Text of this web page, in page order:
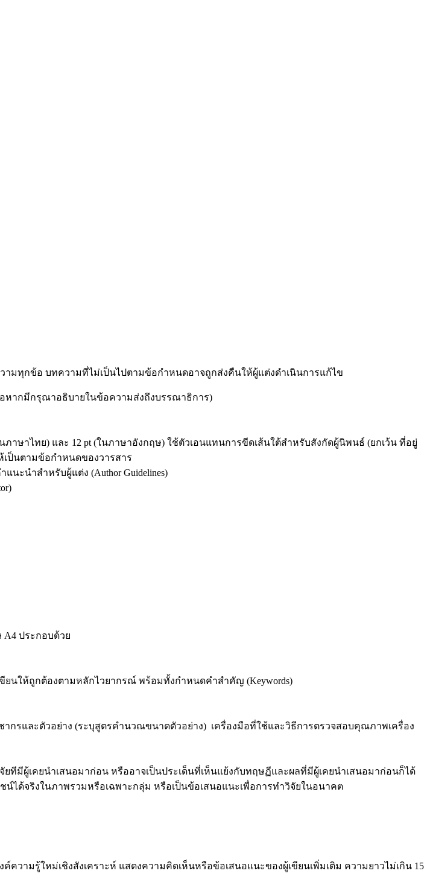
มทุกข้อ บทความที่ไม่เป็นไปตามข้อกำหนดอาจถูกส่งคืนให้ผู้แต่งดำเนินการแก้ไข
หากมีกรุณาอธิบายในข้อความส่งถึงบรรณาธิการ)
าษาไทย) และ 12 pt (ในภาษาอังกฤษ) ใช้ตัวเอนแทนการขีดเส้นใต้สำหรับสังกัดผู้นิพนธ์ (ยกเว้น ที่อยู่
ป็นตามข้อกำหนดของวารสาร
ะนำสำหรับผู้แต่ง (Author Guidelines)
A4 ประกอบด้วย
ยนให้ถูกต้องตามหลักไวยากรณ์ พร้อมทั้งกำหนดคำสำคัญ (Keywords)
กรและตัวอย่าง (ระบุสูตรคำนวณขนาดตัวอย่าง) เครื่องมือที่ใช้และวิธีการตรวจสอบคุณภาพเครื่อง
ทีมีผู้เคยนำเสนอมาก่อน หรืออาจเป็นประเด็นที่เห็นแย้งกับทฤษฏีและผลที่มีผู้เคยนำเสนอมาก่อนก็ได้
น์ได้จริงในภาพรวมหรือเฉพาะกลุ่ม หรือเป็นข้อเสนอแนะเพื่อการทำวิจัยในอนาคต
ความรู้ใหม่เชิงสังเคราะห์ แสดงความคิดเห็นหรือข้อเสนอแนะของผู้เขียนเพิ่มเติม ความยาวไม่เกิน 15